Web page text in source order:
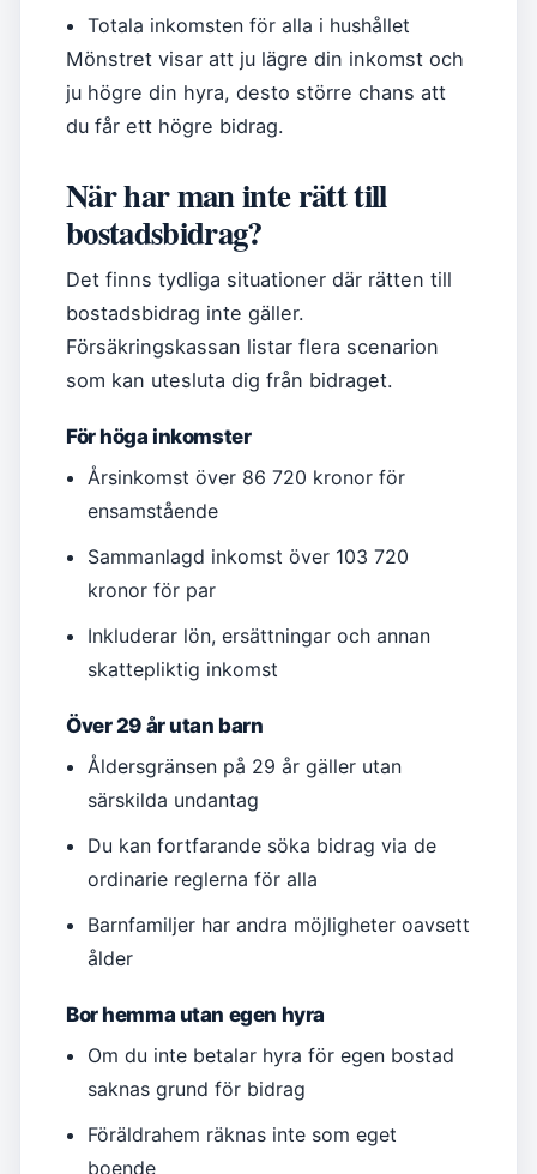
Totala inkomsten för alla i hushållet
Mönstret visar att ju lägre din inkomst och
ju högre din hyra, desto större chans att
du får ett högre bidrag.
När har man inte rätt till
bostadsbidrag?
Det finns tydliga situationer där rätten till
bostadsbidrag inte gäller.
Försäkringskassan listar flera scenarion
som kan utesluta dig från bidraget.
För höga inkomster
Årsinkomst över 86 720 kronor för
ensamstående
Sammanlagd inkomst över 103 720
kronor för par
Inkluderar lön, ersättningar och annan
skattepliktig inkomst
Över 29 år utan barn
Åldersgränsen på 29 år gäller utan
särskilda undantag
Du kan fortfarande söka bidrag via de
ordinarie reglerna för alla
Barnfamiljer har andra möjligheter oavsett
ålder
Bor hemma utan egen hyra
Om du inte betalar hyra för egen bostad
saknas grund för bidrag
Föräldrahem räknas inte som eget
boende